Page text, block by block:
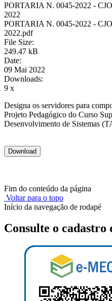
PORTARIA N. 0045-2022 -
2022
PORTARIA N. 0045-2022 -
2022.pdf
File Size:
249.47 kB
Date:
09 Mai 2022
Downloads:
9 x
Designa os servidores para
Projeto Pedagógico do Curso
Desenvolvimento de Sistemas
Fim do conteúdo da página
Voltar para o topo
Início da navegação de rodapé
Consulte o cadastro